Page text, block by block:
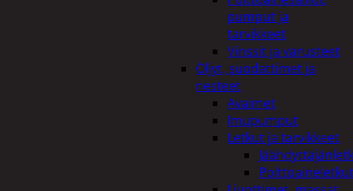
pumput ja
tarvikkeet
Vinssit ja varusteet
Öljyt, suodattimet ja
nesteet
Avaimet
Imupumput
Letkut ja tarvikkeet
Polttoaineletkut